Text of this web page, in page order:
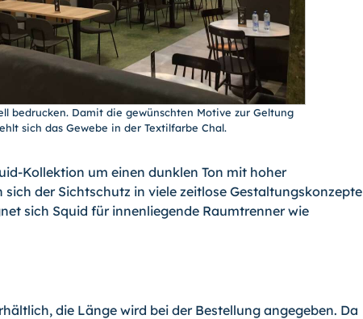
bedrucken. Damit die gewünschten Motive zur Geltung
sich das Gewebe in der Textilfarbe Chal.
Kollektion um einen dunklen Ton mit hoher
der Sichtschutz in viele zeitlose Gestaltungskonzepte
sich Squid für innenliegende Raumtrenner wie
die Länge wird bei der Bestellung angegeben. Da